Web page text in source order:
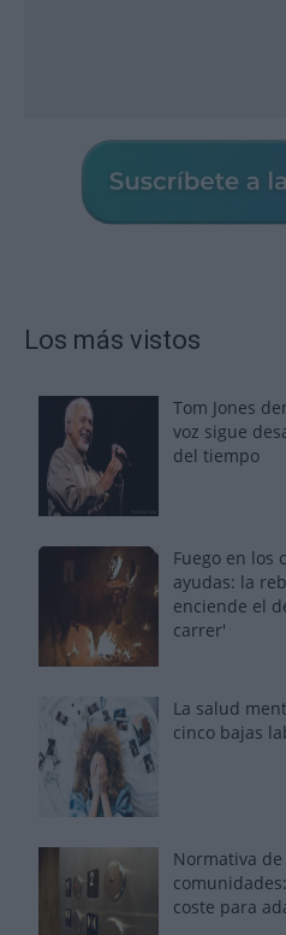
Los más vistos
Tom Jones
voz sigue
del tiempo
Fuego en los
ayudas: la
enciende el
carrer'
La salud
cinco bajas
Normativa
coste para